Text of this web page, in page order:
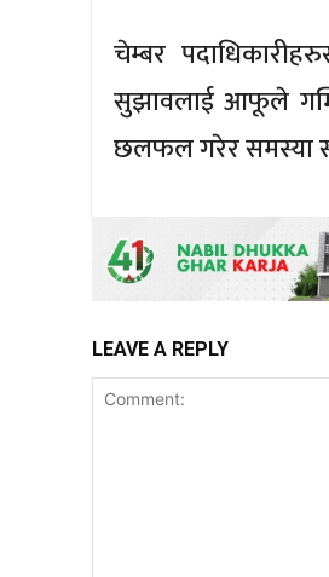
चेम्बर
सुझावलाई आफूले
छलफल गरेर समस्या
LEAVE A REPLY